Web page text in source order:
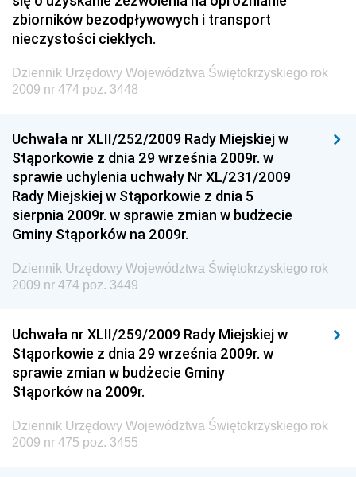
Dziennik Urzędowy Naczelnego Dyrektora Archiwów
Państwowych
Dziennik Urzędowy Ministra Finansów, Inwestycji i
Rozwoju
Dziennik Urzędowy Ministra Sportu
Dziennik Urzędowy Ministra Funduszy i Polityki
Regionalnej
Dziennik Urzędowy Ministra Aktywów Państwowych
Dziennik Urzędowy Ministra Zdrowia
Dziennik Urzędowy Ministra Środowiska i Głównego
Inspektora Ochrony Środowiska
Dziennik Urzędowy Ministerstwa Kultury, Dziedzictwa
Narodowego i Sportu
Dziennik Urzędowy Ministra Finansów, Funduszy i
Dziennik Urzędowy Ministra Rozwoju, Pracy i
zbiorników bezodpływowych i transport
nieczystości ciekłych.
Dziennik Urzędowy Województwa Świętokrzyskiego rok
2009 nr 474 poz. 3448
Uchwała nr XLII/252/2009 Rady Miejskiej w
Stąporkowie z dnia 29 września 2009r. w
sprawie uchylenia uchwały Nr XL/231/2009
Rady Miejskiej w Stąporkowie z dnia 5
sierpnia 2009r. w sprawie zmian w budżecie
Gminy Stąporków na 2009r.
Dziennik Urzędowy Województwa Świętokrzyskiego rok
2009 nr 474 poz. 3449
Uchwała nr XLII/259/2009 Rady Miejskiej w
Stąporkowie z dnia 29 września 2009r. w
sprawie zmian w budżecie Gminy
Stąporków na 2009r.
Dziennik Urzędowy Województwa Świętokrzyskiego rok
2009 nr 475 poz. 3455